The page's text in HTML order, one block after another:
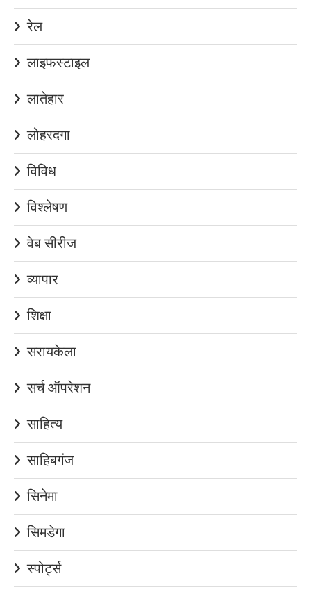
रेल
लाइफस्टाइल
लातेहार
लोहरदगा
विविध
विश्लेषण
वेब सीरीज
व्यापार
शिक्षा
सरायकेला
सर्च ऑपरेशन
साहित्य
साहिबगंज
सिनेमा
सिमडेगा
स्पोर्ट्स